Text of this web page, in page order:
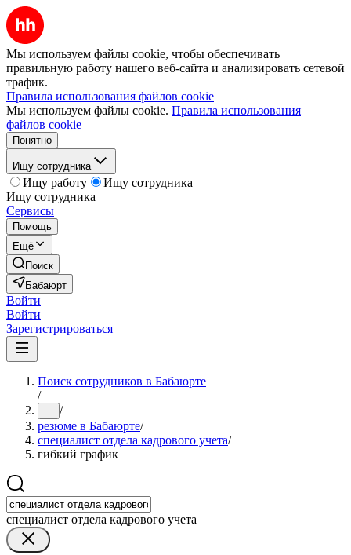
Мы используем файлы cookie, чтобы обеспечивать
правильную работу нашего веб-сайта и анализировать сетевой
трафик.
Правила использования файлов cookie
Мы используем файлы cookie. Правила использования
файлов cookie
Понятно
Ищу сотрудника
Ищу работу
Ищу сотрудника
Ищу сотрудника
Сервисы
Помощь
Ещё
Поиск
Бабаюрт
Войти
Войти
Зарегистрироваться
Поиск сотрудников в Бабаюрте
/
... /
резюме в Бабаюрте/
специалист отдела кадрового учета/
гибкий график
специалист отдела кадрового учета